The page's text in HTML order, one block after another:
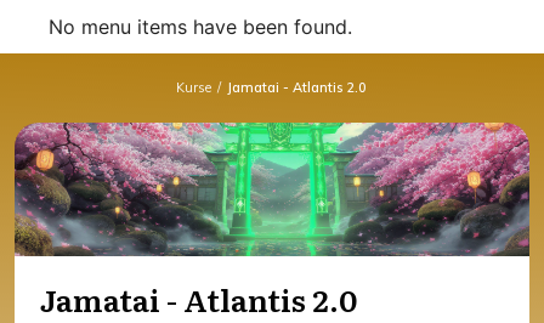
No menu items have been found.
Kurse / Jamatai - Atlantis 2.0
Jamatai - Atlantis 2.0